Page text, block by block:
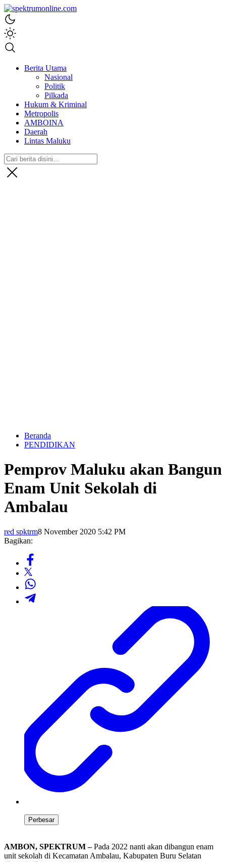
spektrumonline.com
Berita Utama
Nasional
Politik
Pilkada
Hukum & Kriminal
Metropolis
AMBOINA
Daerah
Lintas Maluku
Beranda
PENDIDIKAN
Pemprov Maluku akan Bangun
Enam Unit Sekolah di
Ambalau
red spktrm8 November 2020 5:42 PM
Bagikan:
Perbesar
AMBON, SPEKTRUM –Pada 2022 nanti akan dibangun enam
unit sekolah di Kecamatan Ambalau, Kabupaten Buru Selatan